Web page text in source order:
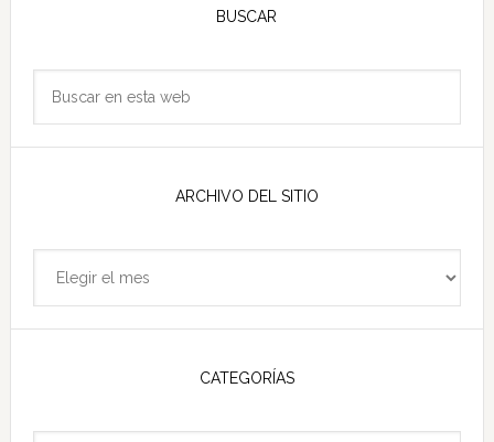
principal
BUSCAR
ARCHIVO DEL SITIO
CATEGORÍAS